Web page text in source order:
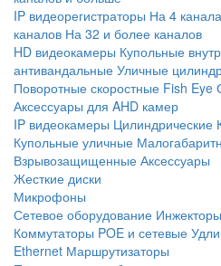
IP видеорегистраторы На 4 канала
каналов На 32 и более каналов
HD видеокамеры Купольные
антивандальные Уличные
Поворотные скоростные Fish Eye
Аксессуары для AHD камер
IP видеокамеры Цилиндрические
Купольные уличные
Взрывозащищенные Аксессуары
Жесткие диски
Микрофоны
Сетевое оборудование
Коммутаторы POE и сетевые
Ethernet Маршрутизаторы